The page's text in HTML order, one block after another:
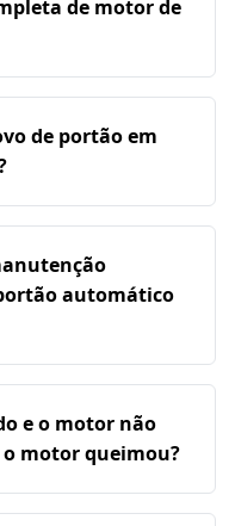
de motor de
de portão em
automático
e o motor não
motor queimou?